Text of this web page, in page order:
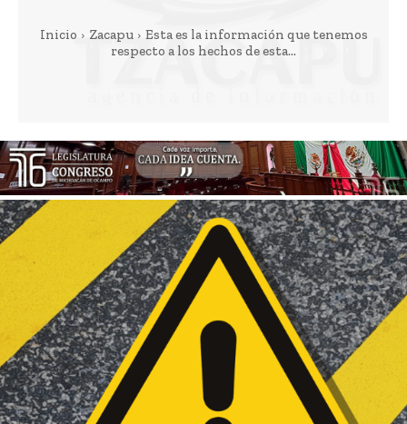
Inicio Zacapu
Esta es la información que tenemos
respecto a los hechos de esta...